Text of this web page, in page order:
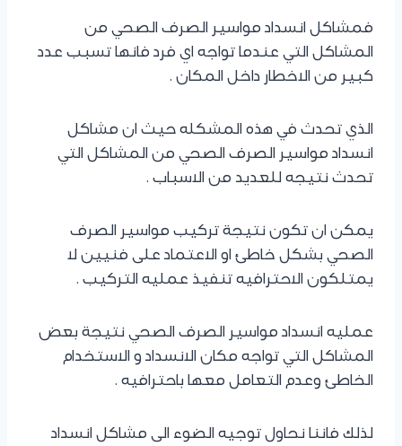
فمشاكل انسداد مواسير الصرف الصحي من
المشاكل التي عندما تواجه اي فرد فانها تسبب عدد
كبير من الاخطار داخل المكان .
الذي تحدث في هذه المشكله حيث ان مشاكل
انسداد مواسير الصرف الصحي من المشاكل التي
تحدث نتيجه للعديد من الاسباب .
يمكن ان تكون نتيجة تركيب مواسير الصرف
الصحي بشكل خاطئ او الاعتماد على فنيين لا
يمتلكون الاحترافيه تنفيذ عمليه التركيب .
عمليه انسداد مواسير الصرف الصحي نتيجة بعض
المشاكل التي تواجه مكان الانسداد و الاستخدام
الخاطئ وعدم التعامل معها باحترافيه .
لذلك فاننا نحاول توجيه الضوء الى مشاكل انسداد